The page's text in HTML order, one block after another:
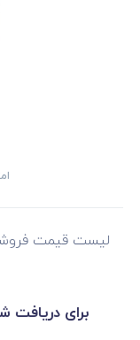
لیست قیمت
برای دریافت